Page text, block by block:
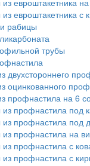
евроштакетника
евроштакетника
рабицы
трубы
двухстороннего
оцинкованного
профнастила на 6
профнастила под
профнастила под
профнастила на
профнастила с
профнастила с